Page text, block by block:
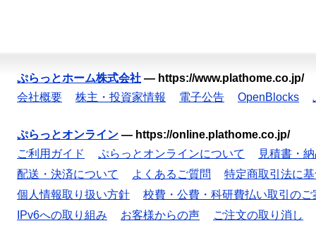
ぷらっとホーム株式会社 — https://www.plathome.co.jp/
会社概要
株主・投資家情報 電子公告 OpenBlocks
ぷらっとオンライン — https://online.plathome.co.jp/
ご利用ガイド
ぷらっとオンラインについて
見積書・
配送・決済について
よくあるご質問
特定商取引法に
個人情報取り扱い方針
校費・公費・科研費払い取引のご
IPv6への取り組み
お客様からの声 ご注文の取り消し